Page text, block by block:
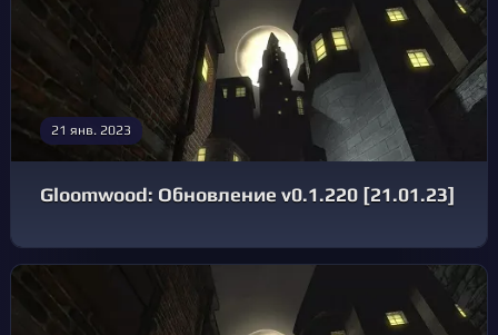
21 янв. 2023
Gloomwood: Обновление v0.1.220 [21.01.23]